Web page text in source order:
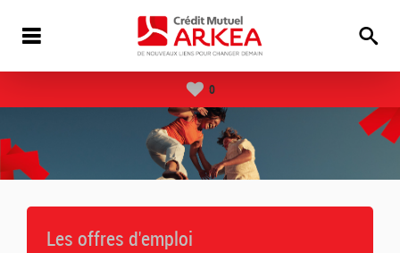
0
Les offres d'emploi